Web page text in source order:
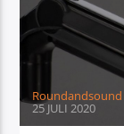
Roundandsound
25 JULI 2020